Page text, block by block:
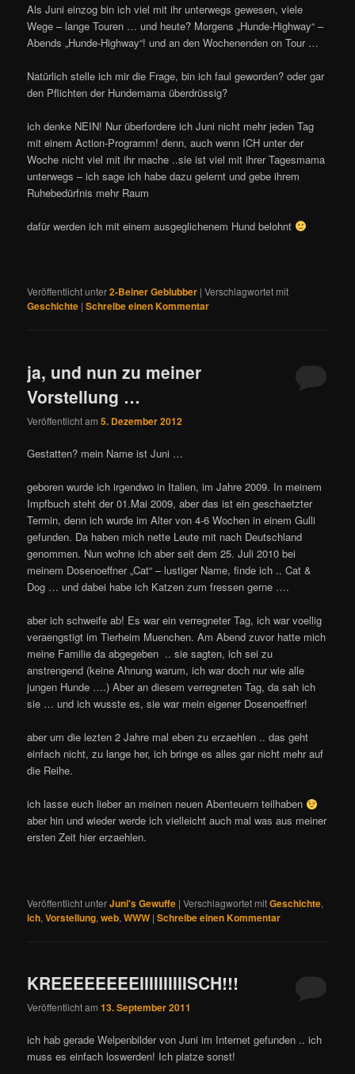
Als Juni einzog bin ich viel mit ihr unterwegs gewesen, viele
Wege – lange Touren … und heute? Morgens „Hunde-Highway“ –
Abends „Hunde-Highway“! und an den Wochenenden on Tour …
Natürlich stelle ich mir die Frage, bin ich faul geworden? oder gar
den Pflichten der Hundemama überdrüssig?
ich denke NEIN! Nur überfordere ich Juni nicht mehr jeden Tag
mit einem Action-Programm! denn, auch wenn ICH unter der
Woche nicht viel mit ihr mache ..sie ist viel mit ihrer Tagesmama
unterwegs – ich sage ich habe dazu gelernt und gebe ihrem
Ruhebedürfnis mehr Raum
dafür werden ich mit einem ausgeglichenem Hund belohnt
Veröffentlicht unter2-Beiner Geblubber |Verschlagwortet mit
Geschichte |Schreibe einen Kommentar
ja, und nun zu meiner
Vorstellung …
Veröffentlicht am5. Dezember 2012
Gestatten? mein Name ist Juni …
geboren wurde ich irgendwo in Italien, im Jahre 2009. In meinem
Impfbuch steht der 01.Mai 2009, aber das ist ein geschaetzter
Termin, denn ich wurde im Alter von 4-6 Wochen in einem Gulli
gefunden. Da haben mich nette Leute mit nach Deutschland
genommen. Nun wohne ich aber seit dem 25. Juli 2010 bei
meinem Dosenoeffner „Cat“ – lustiger Name, finde ich .. Cat &
Dog … und dabei habe ich Katzen zum fressen gerne ….
aber ich schweife ab! Es war ein verregneter Tag, ich war voellig
veraengstigt im Tierheim Muenchen. Am Abend zuvor hatte mich
meine Familie da abgegeben .. sie sagten, ich sei zu
anstrengend (keine Ahnung warum, ich war doch nur wie alle
jungen Hunde ….) Aber an diesem verregneten Tag, da sah ich
sie … und ich wusste es, sie war mein eigener Dosenoeffner!
aber um die lezten 2 Jahre mal eben zu erzaehlen .. das geht
einfach nicht, zu lange her, ich bringe es alles gar nicht mehr auf
die Reihe.
ich lasse euch lieber an meinen neuen Abenteuern teilhaben
aber hin und wieder werde ich vielleicht auch mal was aus meiner
ersten Zeit hier erzaehlen.
Veröffentlicht unterJuni's Gewuffe |Verschlagwortet mitGeschichte,
ich,Vorstellung,web,WWW |Schreibe einen Kommentar
KREEEEEEEEIIIIIIIIIISCH!!!
Veröffentlicht am13. September 2011
ich hab gerade Welpenbilder von Juni im Internet gefunden .. ich
muss es einfach loswerden! Ich platze sonst!